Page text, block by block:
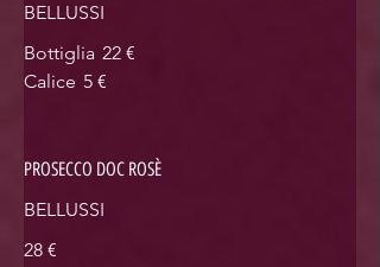
BELLUSSI
Bottiglia 22 €
Calice 5 €
PROSECCO DOC ROSÈ
BELLUSSI
28 €